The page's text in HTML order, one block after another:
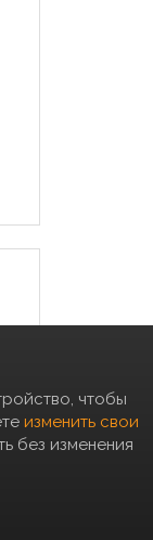
чтобы
изменить свои
без изменения